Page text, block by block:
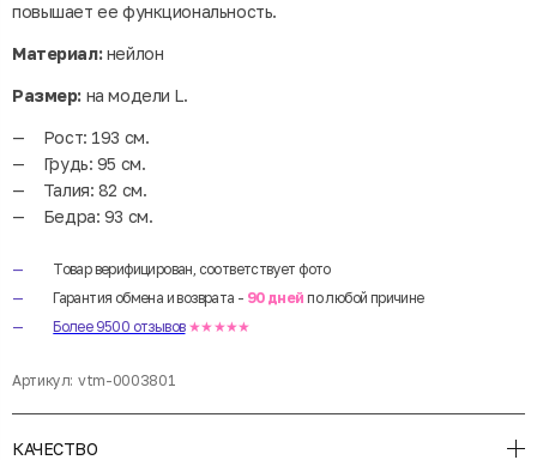
повышает ее функциональность.
Материал:нейлон
Размер: на модели L.
Рост: 193 см.
Грудь: 95 см.
Талия: 82 см.
Бедра: 93 см.
Товар верифицирован, соответствует фото
Гарантия обмена и возврата - 90 дней по любой причине
Более 9500 отзывов ★★★★★
Артикул: vtm-0003801
КАЧЕСТВО